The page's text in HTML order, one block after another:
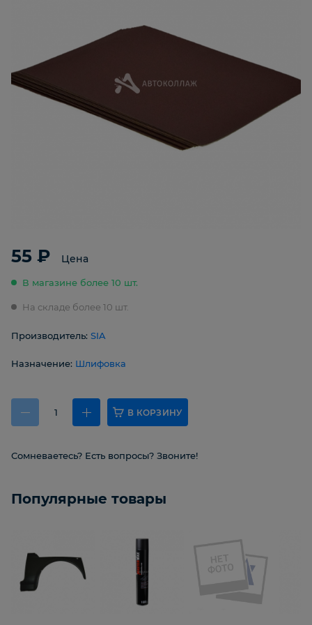
55 ₽ Цена
В магазине более 10 шт.
На складе более 10 шт.
Производитель: SIA
Назначение: Шлифовка
В КОРЗИНУ
Сомневаетесь? Есть вопросы? Звоните!
Популярные товары